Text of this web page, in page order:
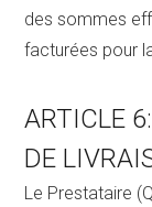
des sommes
facturées pour
ARTICLE
DE
Le Prestataire